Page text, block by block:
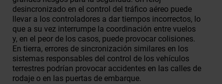
desincronizado en el control del tráfico aéreo puede
llevar a los controladores a dar tiempos incorrectos, lo
que a su vez interrumpe la coordinación entre vuelos
y, en el peor de los casos, puede provocar colisiones.
En tierra, errores de sincronización similares en los
sistemas responsables del control de los vehículos
terrestres podrían provocar accidentes en las calles de
rodaje o en las puertas de embarque.